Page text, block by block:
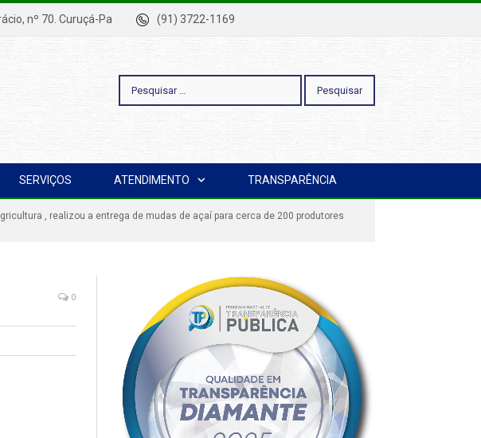
nº 70. Curuçá-Pa (91) 3722-1169
Pesquisar
por:
SERVIÇOS ATENDIMENTO TRANSPARÊNCIA
, realizou a entrega de mudas de açaí para cerca de 200 produtores
0